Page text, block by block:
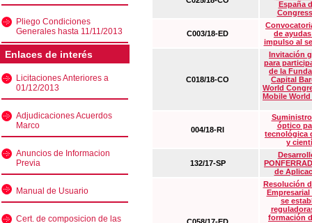
Pliego Condiciones
Generales hasta 11/11/2013
Enlaces de interés
Licitaciones Anteriores a
01/12/2013
Adjudicaciones Acuerdos
Marco
Anuncios de Informacion
Previa
Manual de Usuario
Cert. de composicion de las
España
C003/18-ED
de
impulso al
C018/18-CO
Invitación
para
de la
Capital
World
Mobile
004/18-RI
óptico
tecnológica
y
132/17-SP
de
Resolución
Empresarial
se
formación